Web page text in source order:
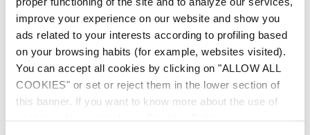
improve your experience on our website and show you
ads related to your interests according to profiling based
on your browsing habits (for example, websites visited).
You can accept all cookies by clicking on "ALLOW ALL
COOKIES" or set or reject them in the lower section of
this banner. If you want to know more about the use of